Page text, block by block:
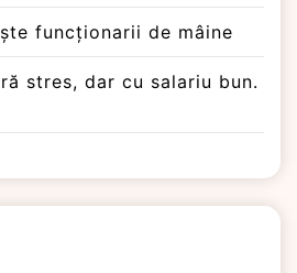
funcționarii de mâine
stres, dar cu salariu bun.